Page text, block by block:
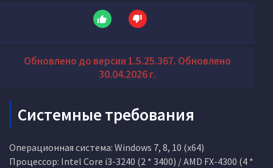
Обновлено до версии 1.5.25.367. Обновлено
30.04.2026 г.
Системные требования
Операционная система: Windows 7, 8, 10 (x64)
Процессор: Intel Core i3-3240 (2 * 3400) / AMD FX-4300 (4 *